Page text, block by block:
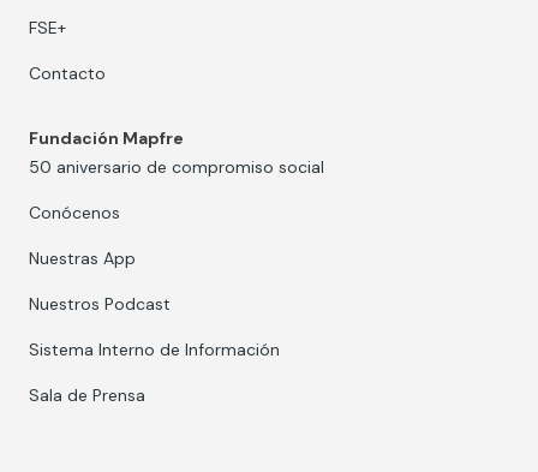
FSE+
Contacto
Fundación Mapfre
50 aniversario de compromiso social
Conócenos
Nuestras App
Nuestros Podcast
Sistema Interno de Información
Sala de Prensa